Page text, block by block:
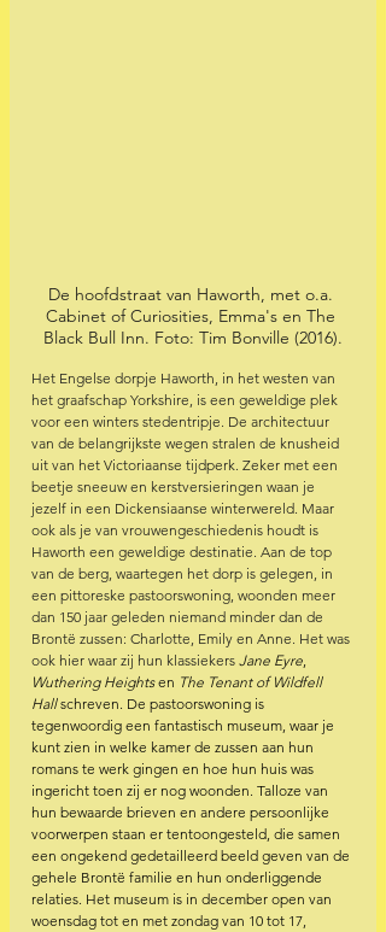
De hoofdstraat van Haworth, met o.a.
Cabinet of Curiosities, Emma's en The
Black Bull Inn. Foto: Tim Bonville (2016).
Het Engelse dorpje Haworth, in het westen van
het graafschap Yorkshire, is een geweldige plek
voor een winters stedentripje. De architectuur
van de belangrijkste wegen stralen de knusheid
uit van het Victoriaanse tijdperk. Zeker met een
beetje sneeuw en kerstversieringen waan je
jezelf in een Dickensiaanse winterwereld. Maar
ook als je van vrouwengeschiedenis houdt is
Haworth een geweldige destinatie. Aan de top
van de berg, waartegen het dorp is gelegen, in
een pittoreske pastoorswoning, woonden meer
dan 150 jaar geleden niemand minder dan de
Brontë zussen: Charlotte, Emily en Anne. Het was
ook hier waar zij hun klassiekers Jane Eyre,
Wuthering Heights en The Tenant of Wildfell
Hall schreven. De pastoorswoning is
tegenwoordig een fantastisch museum, waar je
kunt zien in welke kamer de zussen aan hun
romans te werk gingen en hoe hun huis was
ingericht toen zij er nog woonden. Talloze van
hun bewaarde brieven en andere persoonlijke
voorwerpen staan er tentoongesteld, die samen
een ongekend gedetailleerd beeld geven van de
gehele Brontë familie en hun onderliggende
relaties. Het museum is in december open van
woensdag tot en met zondag van 10 tot 17,